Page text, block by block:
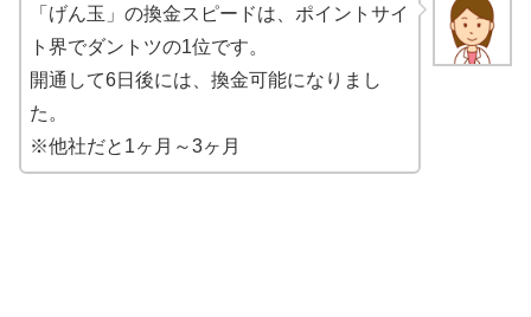
「げん玉」の換金スピードは、ポイントサイ
ト界でダントツの1位です。
開通して6日後には、換金可能になりまし
た。
※他社だと1ヶ月～3ヶ月